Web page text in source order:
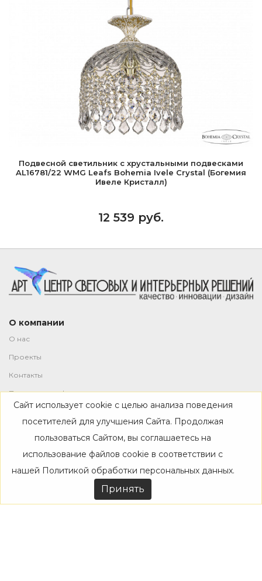
Подвесной светильник с хрустальными подвесками
AL16781/22 WMG Leafs Bohemia Ivele Crystal (Богемия
Ивеле Кристалл)
12 539 руб.
О компании
О нас
Проекты
Контакты
Политика конфиденциальности
Магазин
Каталог
Дизайнерам
Акции
Сайт использует cookie с целью анализа поведения
посетителей для улучшения Сайта. Продолжая
пользоваться Сайтом, вы соглашаетесь на
использование файлов cookie в соответствии с
нашей Политикой обработки персональных данных.
Принять